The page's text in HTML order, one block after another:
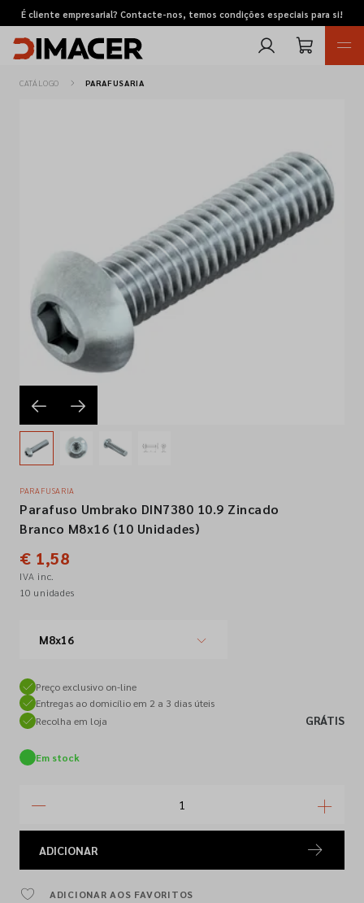
É cliente empresarial? Contacte-nos, temos condições especiais para si!
Pedidos de cotação
Marcas
Favoritos
Empresa
Contactos
Siga-nos nas redes sociais
CATÁLOGO PARAFUSARIA
PARAFUSARIA
Parafuso Umbrako DIN7380 10.9 Zincado
Branco M8x16 (10 Unidades)
€ 1,58
IVA inc.
10 unidades
M8x16
Preço exclusivo on-line
Entregas ao domicílio em 2 a 3 dias úteis
Recolha em loja
GRÁTIS
Em stock
ADICIONAR
ADICIONAR AOS FAVORITOS